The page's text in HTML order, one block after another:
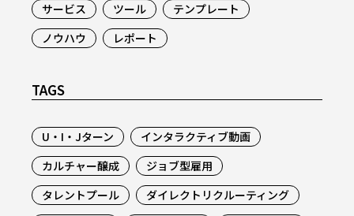
サービス ツール
テンプレート
ノウハウ
レポート
TAGS
U・I・Jターン
インタラクティブ動画
カルチャー醸成
ジョブ型雇用
タレントプール
ダイレクトリクルーティング